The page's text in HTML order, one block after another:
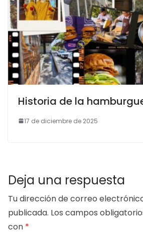
Historia de la
17 de diciembre de 2025
Deja una respuesta
Tu dirección de correo
publicada. Los campos
con *